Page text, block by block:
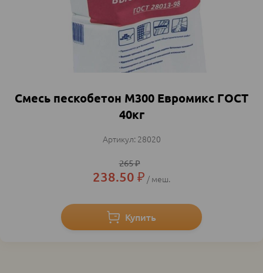
Смесь пескобетон М300 Евромикс ГОСТ
40кг
28020
265₽
238.50 ₽ меш.